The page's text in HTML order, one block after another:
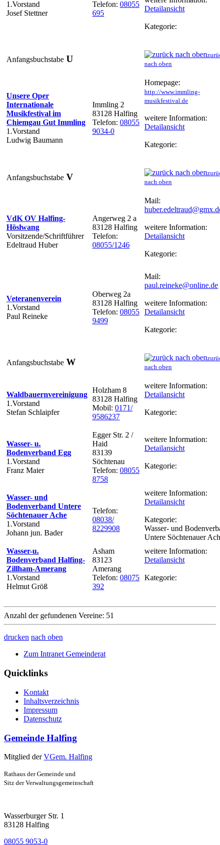
1.Vorstand
Josef Stettner
Telefon: 08055
695
Detailansicht
Kategorie:
Anfangsbuchstabe U
nach oben
Unsere Oper
Internationale
Musikfestival im
Chiemgau Gut Immling
1.Vorstand
Ludwig Baumann
Immling 2
83128 Halfing
Telefon: 08055
9034-0
Homepage:
http://www.immling-
musikfestival.de
weitere Information:
Detailansicht
Kategorie:
Anfangsbuchstabe V
nach oben
VdK OV Halfing-
Höslwang
Vorsitzende/Schriftführer
Edeltraud Huber
Angerweg 2 a
83128 Halfing
Telefon:
08055/1246
Mail:
weitere Information:
Detailansicht
Kategorie:
Veteranenverein
1.Vorstand
Paul Reineke
Oberweg 2a
83128 Halfing
Telefon: 08055
9499
Mail:
paul.reineke@online.de
weitere Information:
Detailansicht
Kategorie:
Anfangsbuchstabe W
nach oben
Waldbauernvereinigung
1.Vorstand
Stefan Schlaipfer
Holzham 8
83128 Halfing
Mobil: 0171/
9586237
weitere Information:
Detailansicht
Kategorie:
Wasser- u.
Bodenverband Egg
1.Vorstand
Franz Maier
Egger Str. 2 /
Haid
83139
Söchtenau
Telefon: 08055
8758
weitere Information:
Detailansicht
Kategorie:
Wasser- und
Bodenverband Untere
Söchtenauer Ache
1.Vorstand
Johann jun. Bader
Telefon:
08038/
8229908
weitere Information:
Detailansicht
Kategorie:
Wasser- und
Untere Söchtenauer
Wasser-u.
Bodenverband Halfing-
Zillham-Amerang
1.Vorstand
Helmut Größ
Asham
83123
Amerang
Telefon: 08075
392
weitere Information:
Detailansicht
Kategorie:
Anzahl der gefundenen Vereine: 51
drucken nach oben
Zum Intranet Gemeinderat
Quicklinks
Kontakt
Inhaltsverzeichnis
Impressum
Datenschutz
Gemeinde Halfing
Mitglied derVGem. Halfing
Rathaus der Gemeinde und
Sitz der Verwaltungsgemeinschaft
Wasserburger Str. 1
83128 Halfing
08055 9053-0